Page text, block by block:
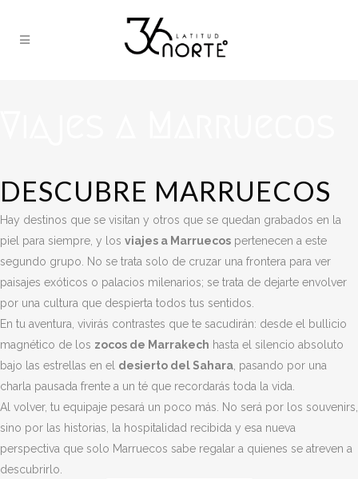
DESCUBRE MARRUECOS
Hay destinos que se visitan y otros que se quedan grabados en la
piel para siempre, y los viajes a Marruecos pertenecen a este
segundo grupo. No se trata solo de cruzar una frontera para ver
paisajes exóticos o palacios milenarios; se trata de dejarte envolver
por una cultura que despierta todos tus sentidos.
En tu aventura, vivirás contrastes que te sacudirán: desde el bullicio
magnético de los zocos de Marrakech hasta el silencio absoluto
bajo las estrellas en el desierto del Sahara , pasando por una
charla pausada frente a un té que recordarás toda la vida.
Al volver, tu equipaje pesará un poco más. No será por los souvenirs,
sino por las historias, la hospitalidad recibida y esa nueva
perspectiva que solo Marruecos sabe regalar a quienes se atreven a
descubrirlo.